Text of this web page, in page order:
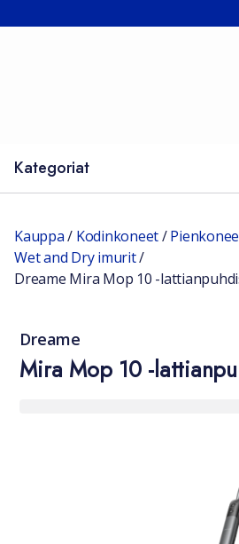
Kategoriat
Kauppa/ Kodinkoneet/
Wet and Dry imurit/
Dreame Mira Mop 10 -
Dreame
Mira Mop 10 -